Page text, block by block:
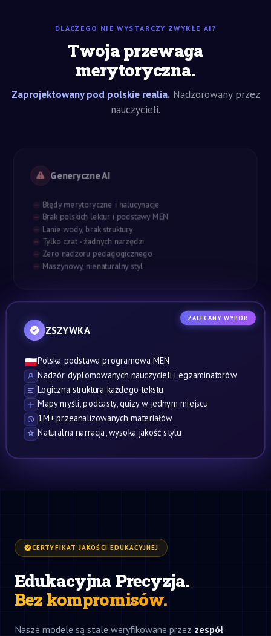
DLACZEGO NIE WYSTARCZY ZWYKŁE AI?
Twoja przewaga
merytoryczna.
Zaprojektowany pod polskie realia.Nadzorowany przez
nauczycieli.
Generyczne AI
Błędy merytoryczne i halucynacje
Brak polskich lektur i podstawy MEN
Lanie wody, brak struktury
Tylko czat - żadnych narzędzi
Zero nadzoru pedagogicznego
Maszynowy, nienaturalny styl
ZALECANY WYBÓR
ZSZYWKA
🇵🇱Polska podstawa programowa MEN
Nadzór dyplomowanych nauczycieli i egzaminatorów
Logiczna struktura każdego tekstu
Mapy myśli, podcasty, quizy w jednym miejscu
1M+ przeanalizowanych materiałów
Naturalna narracja, wysoka jakość stylu
CERTYFIKAT JAKOŚCI EDUKACYJNEJ
Edukacyjna Precyzja.
Bez kompromisów.
Nasze modele są stale weryfikowane przez zespół